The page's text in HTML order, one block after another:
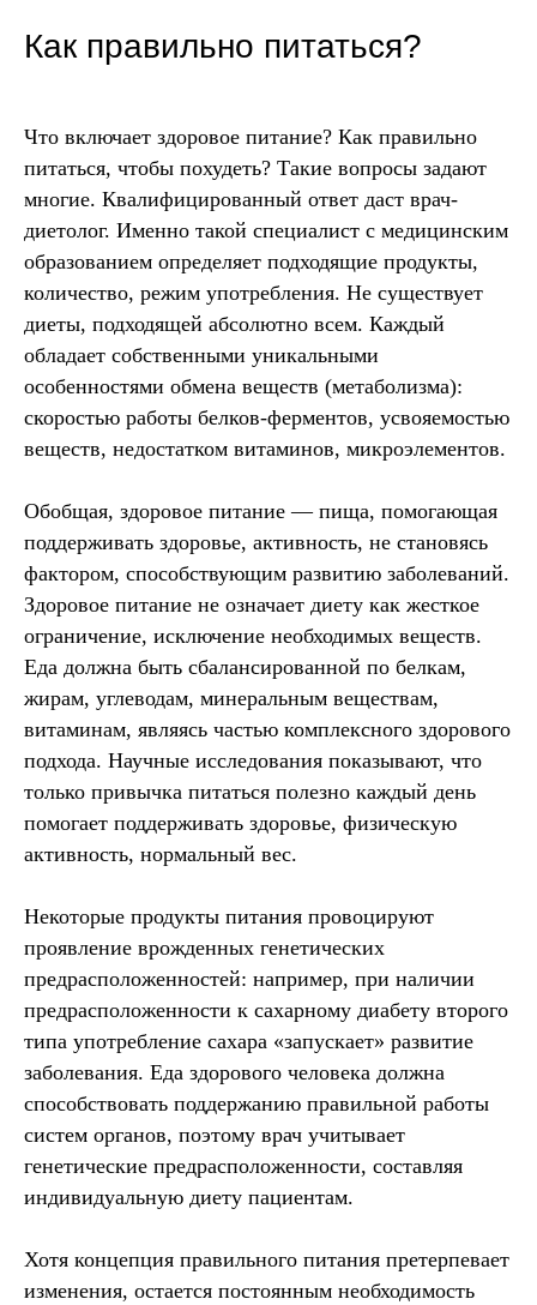
Как правильно питаться?
Что включает здоровое питание? Как правильно
питаться, чтобы похудеть? Такие вопросы задают
многие. Квалифицированный ответ даст врач-
диетолог. Именно такой специалист с медицинским
образованием определяет подходящие продукты,
количество, режим употребления. Не существует
диеты, подходящей абсолютно всем. Каждый
обладает собственными уникальными
особенностями обмена веществ (метаболизма):
скоростью работы белков-ферментов, усвояемостью
веществ, недостатком витаминов, микроэлементов.
Обобщая, здоровое питание — пища, помогающая
поддерживать здоровье, активность, не становясь
фактором, способствующим развитию заболеваний.
Здоровое питание не означает диету как жесткое
ограничение, исключение необходимых веществ.
Еда должна быть сбалансированной по белкам,
жирам, углеводам, минеральным веществам,
витаминам, являясь частью комплексного здорового
подхода. Научные исследования показывают, что
только привычка питаться полезно каждый день
помогает поддерживать здоровье, физическую
активность, нормальный вес.
Некоторые продукты питания провоцируют
проявление врожденных генетических
предрасположенностей: например, при наличии
предрасположенности к сахарному диабету второго
типа употребление сахара «запускает» развитие
заболевания. Еда здорового человека должна
способствовать поддержанию правильной работы
систем органов, поэтому врач учитывает
генетические предрасположенности, составляя
индивидуальную диету пациентам.
Хотя концепция правильного питания претерпевает
изменения, остается постоянным необходимость